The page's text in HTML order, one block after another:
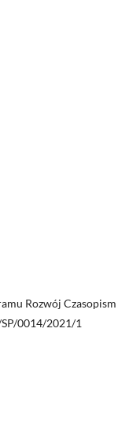
Rozwój Czasopism
0014/2021/1